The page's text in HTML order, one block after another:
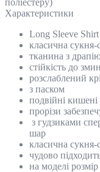
Характеристики
Long Sleeve
класична сукня-
тканина з
стійкість до
розслаблений
з паском
подвійні кишені
прорізи
з гудзиками
шар
класична сукня-
чудово
на моделі